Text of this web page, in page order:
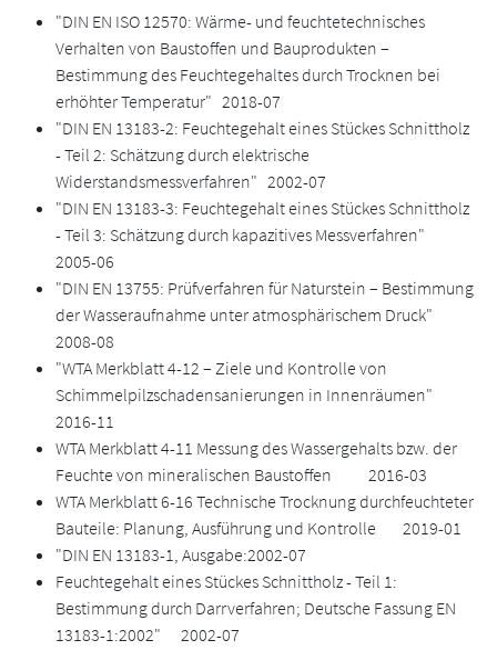
"DIN EN ISO 12570: Wärme- und feuchtetechnisches
Verhalten von Baustoffen und Bauprodukten –
Bestimmung des Feuchtegehaltes durch Trocknen bei
erhöhter Temperatur" 2018-07
"DIN EN 13183-2: Feuchtegehalt eines Stückes Schnittholz
- Teil 2: Schätzung durch elektrische
Widerstandsmessverfahren" 2002-07
"DIN EN 13183-3: Feuchtegehalt eines Stückes Schnittholz
- Teil 3: Schätzung durch kapazitives Messverfahren"
2005-06
"DIN EN 13755: Prüfverfahren für Naturstein – Bestimmung
der Wasseraufnahme unter atmosphärischem Druck"
2008-08
"WTA Merkblatt 4-12 – Ziele und Kontrolle von
Schimmelpilzschadensanierungen in Innenräumen"
2016-11
WTA Merkblatt 4-11 Messung des Wassergehalts bzw. der
Feuchte von mineralischen Baustoffen 2016-03
WTA Merkblatt 6-16 Technische Trocknung durchfeuchteter
Bauteile: Planung, Ausführung und Kontrolle 2019-01
"DIN EN 13183-1, Ausgabe:2002-07
Feuchtegehalt eines Stückes Schnittholz - Teil 1:
Bestimmung durch Darrverfahren; Deutsche Fassung EN
13183-1:2002" 2002-07